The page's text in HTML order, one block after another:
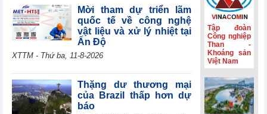
lợi nhuận quý
II/2026 của HBC
giảm 55%
Lợi nhuận sau
thuế 6 tháng
giảm 82,9%,
dòng tiền âm
Mời tham dự triển lãm
quốc tế về công nghệ
vật liệu và xử lý nhiệt tại
Ấn Độ
XTTM - Thứ ba, 11-8-2026
Thặng dư thương mại
của Brazil thấp hơn dự
báo
Tập đoàn
Công nghiệp
Than -
Khoáng sản
Việt Nam